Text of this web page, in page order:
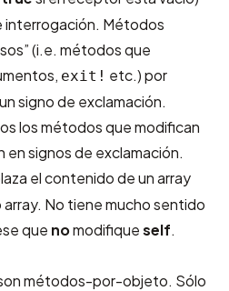
interrogación. Métodos
(i.e. métodos que
exit! etc.) por
signo de exclamación.
los métodos que modifican
en signos de exclamación.
el contenido de un array
No tiene mucho sentido
que nomodifiqueself.
métodos-por-objeto. Sólo